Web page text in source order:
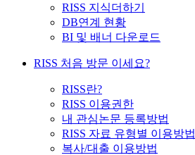
RISS 지식더하기
DB연계 현황
BI 및 배너 다운로드
RISS 처음 방문 이세요?
RISS란?
RISS 이용권한
내 관심논문 등록방법
RISS 자료 유형별 이용방법
복사/대출 이용방법